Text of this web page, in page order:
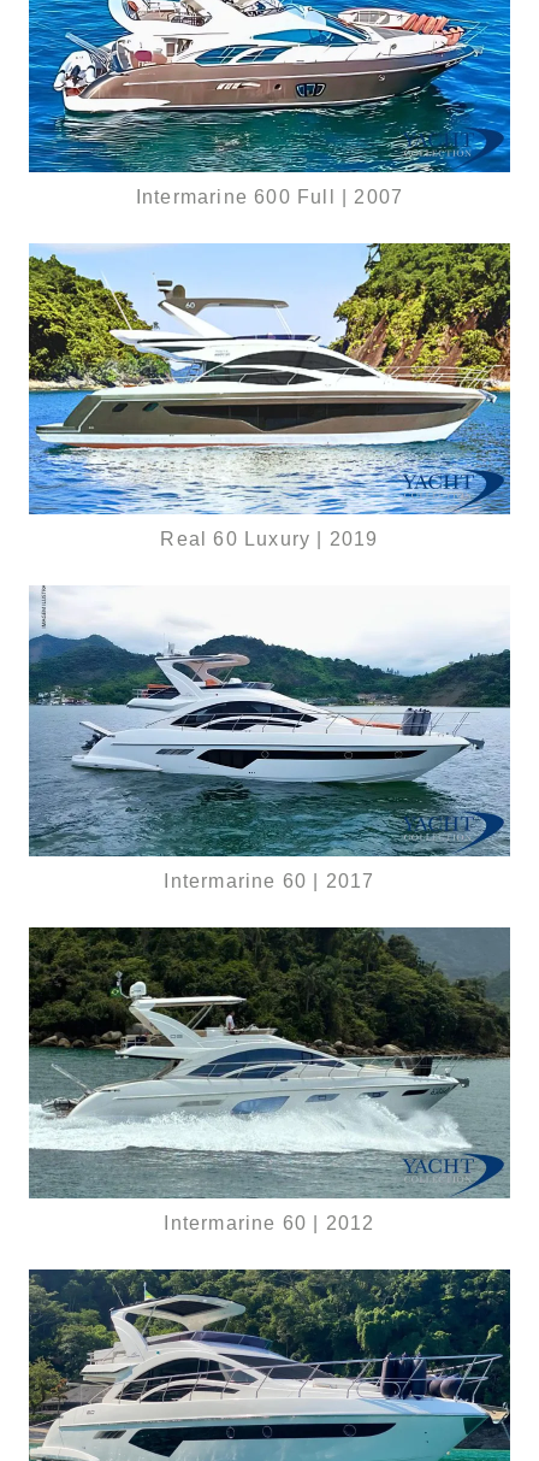
Intermarine 600 Full | 2007
Real 60 Luxury | 2019
Intermarine 60 | 2017
Intermarine 60 | 2012